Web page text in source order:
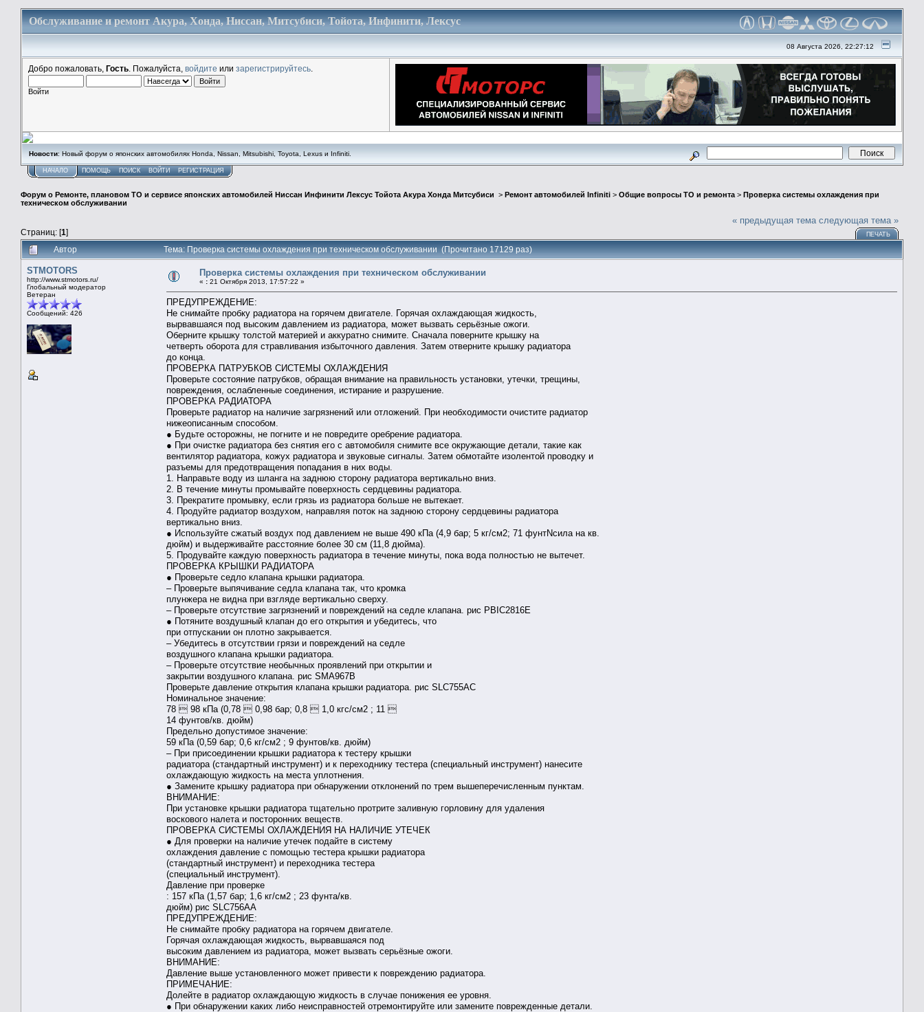
Обслуживание и ремонт Акура, Хонда, Ниссан, Митсубиси, Тойота, Инфинити, Лексус
08 Августа 2026, 22:27:12
Добро пожаловать, Гость . Пожалуйста, войдите или зарегистрируйтесь
Войти
Новости: Новый форум о японских автомобилях Honda, Nissan, Mitsubishi, Toyota, Lexus и Infiniti.
НАЧАЛО ПОМОЩЬ ПОИСК ВОЙТИ РЕГИСТРАЦИЯ
Форум о Ремонте, плановом ТО и сервисе японских автомобилей Ниссан Инфинити Лексус Тойота Акура Хонда Митсубиси > Ремонт автомобилей Infiniti > Общие вопросы ТО и ремонта > Проверка системы охлаждения при
техническом обслуживании
Страниц: [1]
« предыдущая тема следующая тема »
ПЕЧАТЬ
Автор Тема: Проверка системы охлаждения при техническом обслуживании (Прочитано 17129 раз)
STMOTORS
http://www.stmotors.ru/
Глобальный модератор
Ветеран
Сообщений: 426
Проверка системы охлаждения при техническом обслуживании
« : 21 Октября 2013, 17:57:22 »
ПРЕДУПРЕЖДЕНИЕ:
Не снимайте пробку радиатора на горячем двигателе. Горячая охлаждающая жидкость,
вырвавшаяся под высоким давлением из радиатора, может вызвать серьёзные ожоги.
Оберните крышку толстой материей и аккуратно снимите. Сначала поверните крышку на
четверть оборота для стравливания избыточного давления. Затем отверните крышку радиатора
до конца.
ПРОВЕРКА ПАТРУБКОВ СИСТЕМЫ ОХЛАЖДЕНИЯ
Проверьте состояние патрубков, обращая внимание на правильность установки, утечки, трещины,
повреждения, ослабленные соединения, истирание и разрушение.
ПРОВЕРКА РАДИАТОРА
Проверьте радиатор на наличие загрязнений или отложений. При необходимости очистите радиатор
нижеописанным способом.
● Будьте осторожны, не погните и не повредите оребрение радиатора.
● При очистке радиатора без снятия его с автомобиля снимите все окружающие детали, такие как
вентилятор радиатора, кожух радиатора и звуковые сигналы. Затем обмотайте изолентой проводку и
разъемы для предотвращения попадания в них воды.
1. Направьте воду из шланга на заднюю сторону радиатора вертикально вниз.
2. В течение минуты промывайте поверхность сердцевины радиатора.
3. Прекратите промывку, если грязь из радиатора больше не вытекает.
4. Продуйте радиатор воздухом, направляя поток на заднюю сторону сердцевины радиатора
вертикально вниз.
● Используйте сжатый воздух под давлением не выше 490 кПа (4,9 бар; 5 кг/см2; 71 фунтNсила на кв.
дюйм) и выдерживайте расстояние более 30 см (11,8 дюйма).
5. Продувайте каждую поверхность радиатора в течение минуты, пока вода полностью не вытечет.
ПРОВЕРКА КРЫШКИ РАДИАТОРА
● Проверьте седло клапана крышки радиатора.
– Проверьте выпячивание седла клапана так, что кромка
плунжера не видна при взгляде вертикально сверху.
– Проверьте отсутствие загрязнений и повреждений на седле клапана. рис PBIC2816E
● Потяните воздушный клапан до его открытия и убедитесь, что
при отпускании он плотно закрывается.
– Убедитесь в отсутствии грязи и повреждений на седле
воздушного клапана крышки радиатора.
– Проверьте отсутствие необычных проявлений при открытии и
закрытии воздушного клапана. рис SMA967B
Проверьте давление открытия клапана крышки радиатора. рис SLC755AC
Номинальное значение:
78  98 кПа (0,78  0,98 бар; 0,8  1,0 кгс/см2 ; 11 
14 фунтов/кв. дюйм)
Предельно допустимое значение:
59 кПа (0,59 бар; 0,6 кг/см2 ; 9 фунтов/кв. дюйм)
– При присоединении крышки радиатора к тестеру крышки
радиатора (стандартный инструмент) и к переходнику тестера (специальный инструмент) нанесите
охлаждающую жидкость на места уплотнения.
● Замените крышку радиатора при обнаружении отклонений по трем вышеперечисленным пунктам.
ВНИМАНИЕ:
При установке крышки радиатора тщательно протрите заливную горловину для удаления
воскового налета и посторонних веществ.
ПРОВЕРКА СИСТЕМЫ ОХЛАЖДЕНИЯ НА НАЛИЧИЕ УТЕЧЕК
● Для проверки на наличие утечек подайте в систему
охлаждения давление с помощью тестера крышки радиатора
(стандартный инструмент) и переходника тестера
(специальный инструмент).
Давление при проверке
: 157 кПа (1,57 бар; 1,6 кг/см2 ; 23 фунта/кв.
дюйм) рис SLC756AA
ПРЕДУПРЕЖДЕНИЕ:
Не снимайте пробку радиатора на горячем двигателе.
Горячая охлаждающая жидкость, вырвавшаяся под
высоким давлением из радиатора, может вызвать серьёзные ожоги.
ВНИМАНИЕ:
Давление выше установленного может привести к повреждению радиатора.
ПРИМЕЧАНИЕ:
Долейте в радиатор охлаждающую жидкость в случае понижения ее уровня.
● При обнаружении каких либо неисправностей отремонтируйте или замените поврежденные детали.